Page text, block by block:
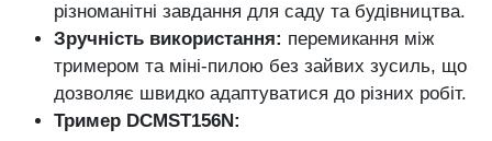
різноманітні завдання для саду та будівництва.
Зручність використання: перемикання між
тримером та міні-пилою без зайвих зусиль, що
дозволяє швидко адаптуватися до різних робіт.
Тример DCMST156N: